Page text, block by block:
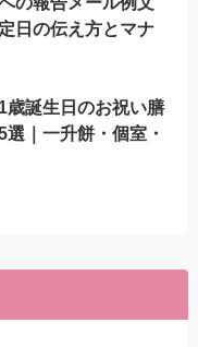
日の伝え方とマナ
歳誕生日のお祝い膳
選｜一升餅・個室・